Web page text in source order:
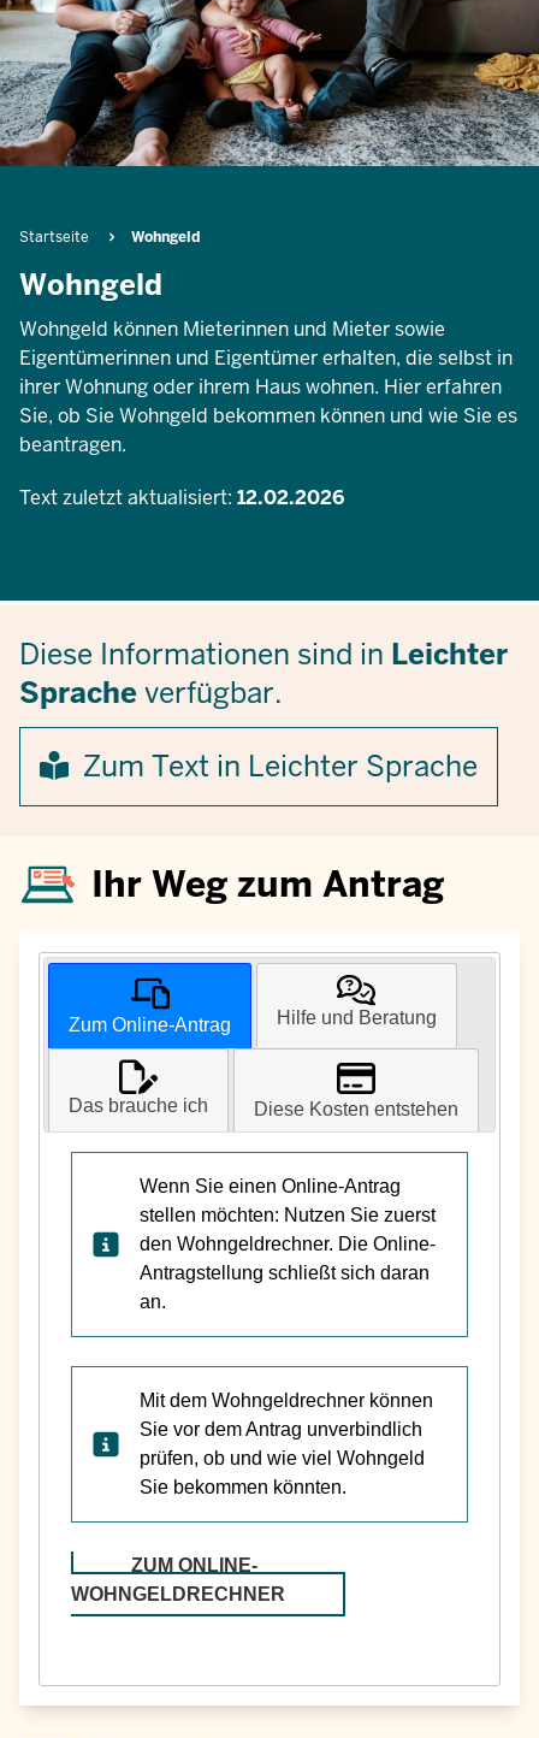
Pfadnavigation
Startseite Wohngeld
Wohngeld
Wohngeld können Mieterinnen und Mieter sowie
Eigentümerinnen und Eigentümer erhalten, die selbst in
ihrer Wohnung oder ihrem Haus wohnen. Hier erfahren
Sie, ob Sie Wohngeld bekommen können und wie Sie es
beantragen.
Text zuletzt aktualisiert: 12.02.2026
Diese Informationen sind in Leichter
Sprache verfügbar.
Zum Text in Leichter Sprache
Ihr Weg zum Antrag
Zum Online-Antrag Hilfe und Beratung
Das brauche ich Diese Kosten entstehen
Wenn Sie einen Online-Antrag
stellen möchten: Nutzen Sie zuerst
den Wohngeldrechner. Die Online-
Antragstellung schließt sich daran
an.
Mit dem Wohngeldrechner können
Sie vor dem Antrag unverbindlich
prüfen, ob und wie viel Wohngeld
Sie bekommen könnten.
ZUM ONLINE-
WOHNGELDRECHNER